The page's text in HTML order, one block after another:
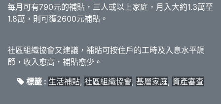
每月可有790元的補貼，三人或以上家庭，月入大約1.3萬至
1.8萬，則可獲2600元補貼。
社區組織協會又建議，補貼可按住戶的工時及入息水平調
節，收入愈高，補貼愈少。
標籤 : 生活補貼, 社區組織協會, 基層家庭, 資產審查